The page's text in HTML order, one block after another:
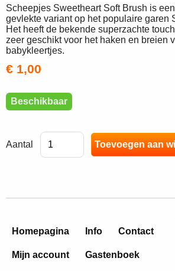
Scheepjes Sweetheart Soft Brush is
gevlekte variant op het populaire garen
Het heeft de bekende superzachte
zeer geschikt voor het haken en breien
babykleertjes.
€ 1,00
Beschikbaar
Aantal
Homepagina Info Contact
Mijn account Gastenboek